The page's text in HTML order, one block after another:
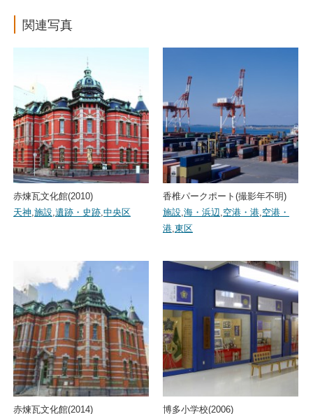
関連写真
赤煉瓦文化館(2010)
天神,施設,遺跡・史跡,中央区
香椎パークポート(撮影年不明)
施設,海・浜辺,空港・港,空港・
港,東区
赤煉瓦文化館(2014) 博多小学校(2006)